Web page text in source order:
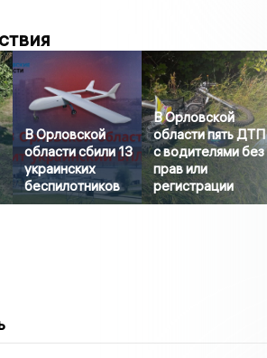
В Орловской
области сбили 13
украинских
беспилотников
В Орловской
области пять ДТП
с водителями без
прав или
регистрации